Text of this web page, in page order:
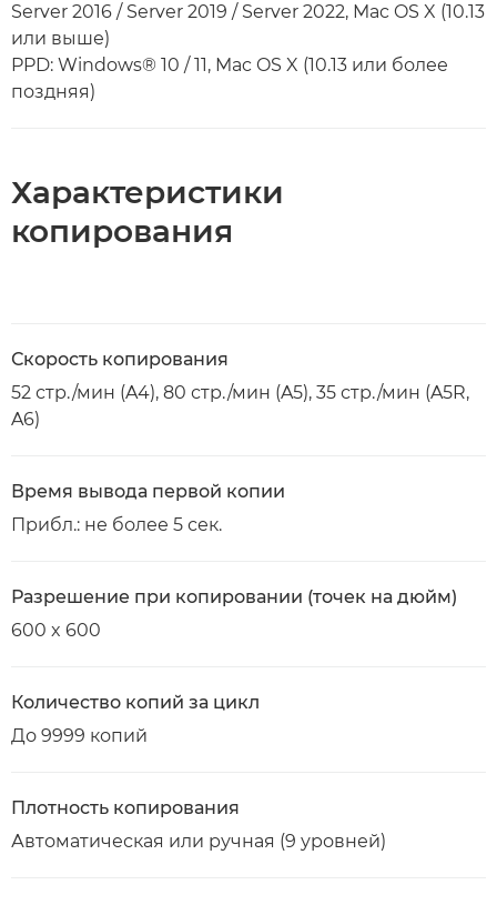
Server 2016 / Server 2019 / Server 2022, Mac OS X (10.13
или выше)
PPD: Windows® 10 / 11, Mac OS X (10.13 или более
поздняя)
Характеристики
копирования
Скорость копирования
52 стр./мин (A4), 80 стр./мин (A5), 35 стр./мин (A5R,
A6)
Время вывода первой копии
Прибл.: не более 5 сек.
Разрешение при копировании (точек на дюйм)
600 x 600
Количество копий за цикл
До 9999 копий
Плотность копирования
Автоматическая или ручная (9 уровней)